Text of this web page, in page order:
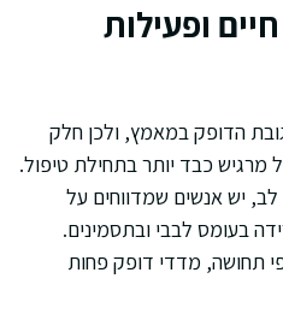
ופעילות
הדופק במאמץ, ולכן חלק
כבד יותר בתחילת טיפול.
יש אנשים שמדווחים על
בעומס לבבי ובתסמינים.
תחושה, מדדי דופק פחות